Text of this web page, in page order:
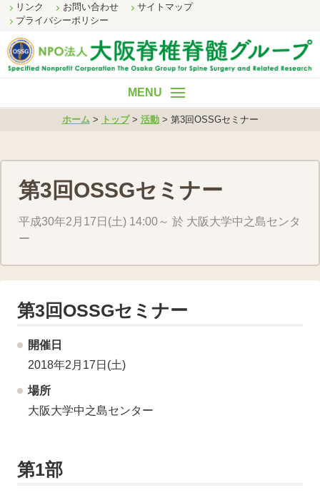
リンク お問い合わせ
サイトマップ
プライバシーポリシー
組織概要
財務諸表
ホーム > トップ > 活動 > 第3回OSSGセミナー
第3回OSSGセミナー
平成30年2月17日(土) 14:00～ 於 大阪大学中之島センタ
ー
第3回OSSGセミナー
開催日
2018年2月17日(土)
場所
大阪大学中之島センター
第1部